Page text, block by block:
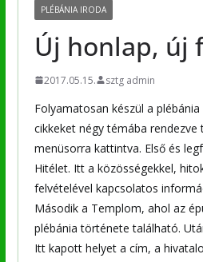
PLÉBÁNIA IRODA
Új honlap, új
2017.05.15. sztg admin
Folyamatosan készül a
cikkeket négy témába rendezve
menüsorra kattintva. Első és
Hitélet. Itt a közösségekkel,
felvételével kapcsolatos
Második a Templom, ahol az
plébánia története található.
Itt kapott helyet a cím, a